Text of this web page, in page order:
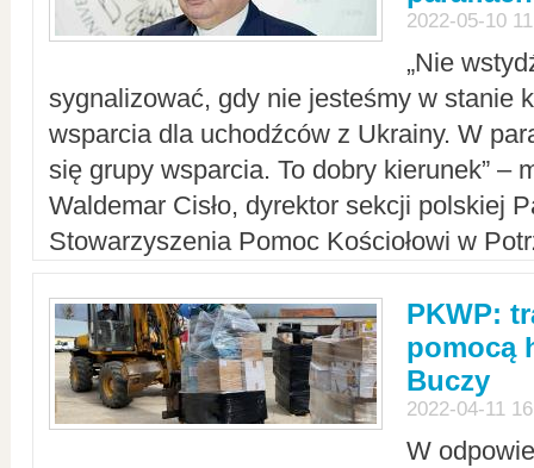
2022-05-10
„Nie
sygnalizować, gdy nie jesteśmy w stanie
wsparcia dla uchodźców z Ukrainy. W
się grupy wsparcia. To dobry kierunek” –
Waldemar Cisło, dyrektor sekcji polskiej
Stowarzyszenia Pomoc Kościołowi w
PKWP:
pomocą
Buczy
2022-04-11
W